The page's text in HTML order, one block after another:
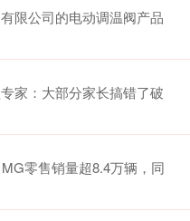
限公司的电动调温阀产品
家：大部分家长搞错了破
零售销量超8.4万辆，同